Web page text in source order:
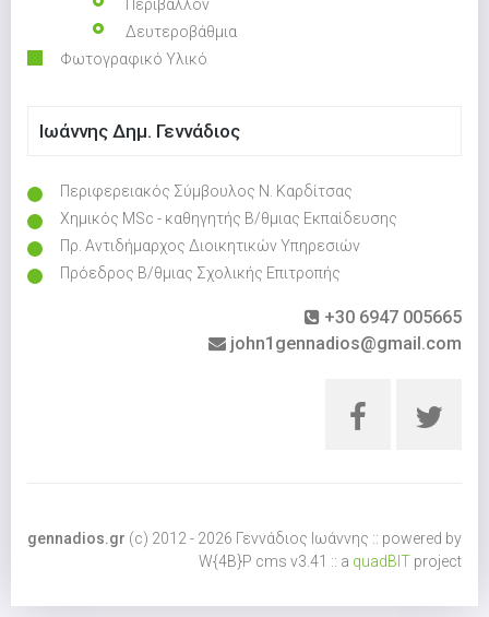
Περιβάλλον
Δευτεροβάθμια
Φωτογραφικό Υλικό
Ιωάννης Δημ. Γεννάδιος
Περιφερειακός Σύμβουλος Ν. Καρδίτσας
Χημικός MSc - καθηγητής Β/θμιας Εκπαίδευσης
Πρ. Αντιδήμαρχος Διοικητικών Υπηρεσιών
Πρόεδρος Β/θμιας Σχολικής Επιτροπής
+30 6947 005665
john1gennadios@gmail.com
gennadios.gr (c) 2012 - 2026 Γεννάδιος Ιωάννης :: powered by
W{4B}P cms v3.41 :: a quadBIT project